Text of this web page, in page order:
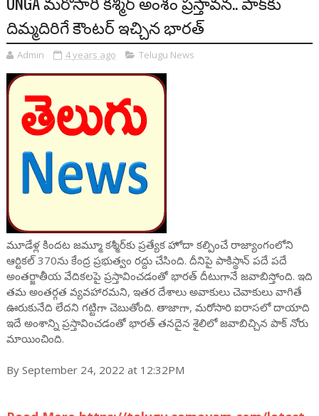
దిమ్మదిరిగే కౌంటర్ ఇచ్చిన భారత్
Admin 4 years ago Telugu News
మూడేళ్ల కిందట జమ్మూ కశ్మీర్‌కు ప్రత్యేక హోదా కల్పించే రాజ్యాంగంలోని
ఆర్టికల్ 370ను కేంద్ర ప్రభుత్వం రద్దు చేసింది. దీనిపై పాకిస్థాన్ పదే పదే
అంతర్జాతీయ వేదికలపై ప్రస్తావించడంతో భారత్ దీటుగానే జవాబిస్తోంది. ఇది
తమ అంతర్గత వ్యవహారమని, ఇతర దేశాలు అవాకులు చెవాకులు వాగితే
ఊరుకునేది లేదని గట్టిగా చెబుతోంది. తాజాగా, మరోసారి ఐరాసలో దాయాది
ఇదే అంశాన్ని ప్రస్తావించడంతో భారత్ తనదైన శైలిలో జవాబిచ్చిన పాక్ నోరు
మాయించింది.
By September 24, 2022 at 12:32PM